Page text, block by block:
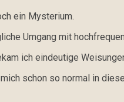
ein Mysterium.
Umgang mit
ich eindeutige
schon so normal in